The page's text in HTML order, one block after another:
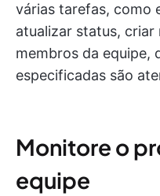
várias tarefas, como
atualizar status,
membros da equipe,
especificadas são
Monitore o
equipe